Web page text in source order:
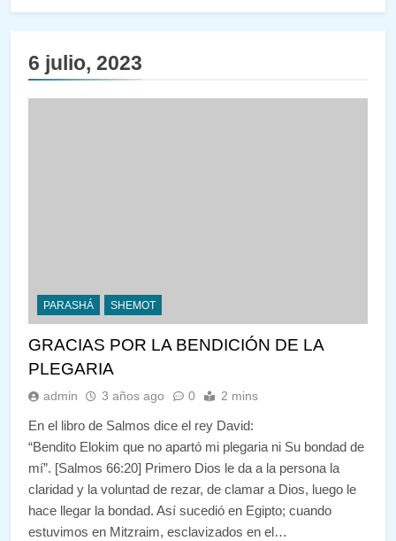
6 julio, 2023
PARASHÁ SHEMOT
GRACIAS POR LA BENDICIÓN DE LA
PLEGARIA
admin 3 años ago 0 2 mins
En el libro de Salmos dice el rey David:
“Bendito Elokim que no apartó mi plegaria ni Su bondad de
mí”. [Salmos 66:20] Primero Dios le da a la persona la
claridad y la voluntad de rezar, de clamar a Dios, luego le
hace llegar la bondad. Así sucedió en Egipto; cuando
estuvimos en Mitzraim, esclavizados en el…